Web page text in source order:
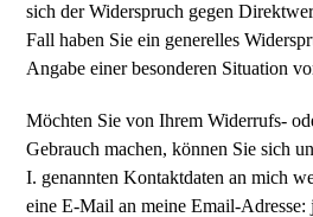
sich der Widerspruch gegen
Fall haben Sie ein generelles
Angabe einer besonderen Situation
Möchten Sie von Ihrem Widerrufs-
Gebrauch machen, können Sie sich
I. genannten Kontaktdaten an mich
eine E-Mail an meine Email-Adresse: